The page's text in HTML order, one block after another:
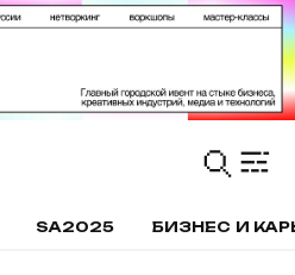
SA2025 БИЗНЕС И